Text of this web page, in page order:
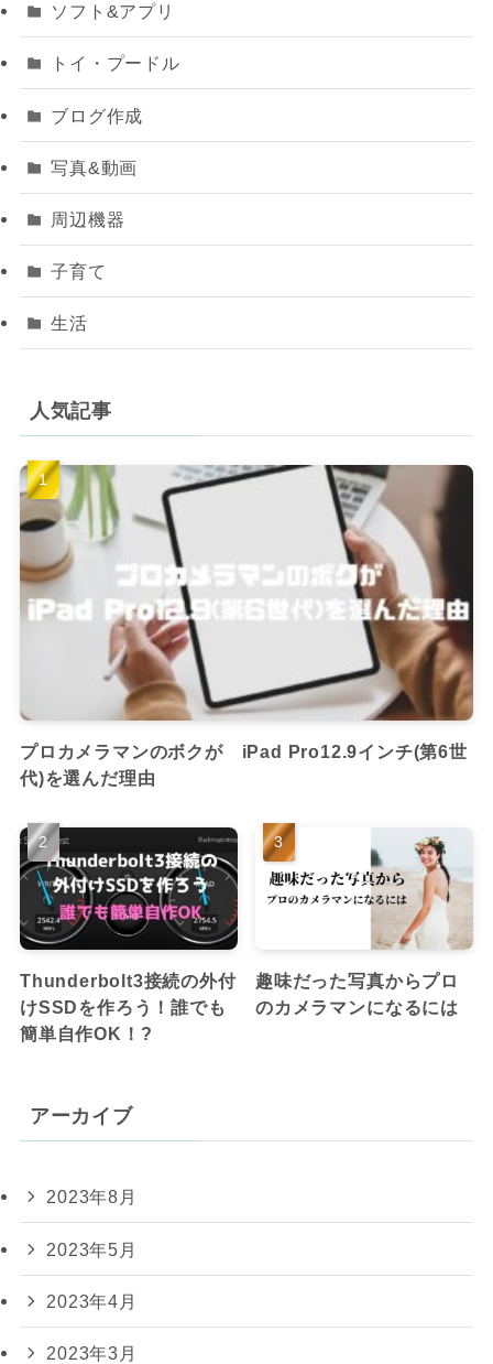
ソフト&アプリ
トイ・プードル
ブログ作成
写真&動画
周辺機器
子育て
生活
人気記事
プロカメラマンのボクが iPad Pro12.9インチ(第6世
代)を選んだ理由
Thunderbolt3接続の外付
けSSDを作ろう！誰でも
簡単自作OK！?
趣味だった写真からプロ
のカメラマンになるには
アーカイブ
2023年8月
2023年5月
2023年4月
2023年3月